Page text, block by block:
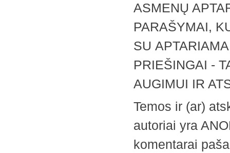
ASMENŲ
PARAŠYMAI,
SU
PRIEŠINGAI -
AUGIMUI IR
Temos ir (ar)
autoriai yra
komentarai